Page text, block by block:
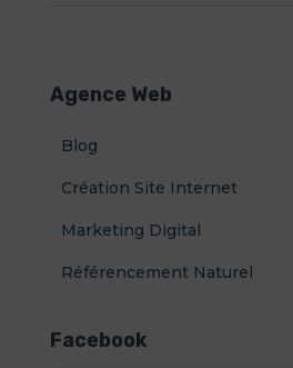
r
Agence Web
Blog
Création Site Internet
Marketing Digital
Référencement Naturel
Facebook